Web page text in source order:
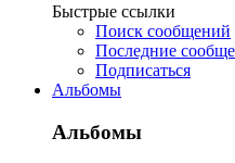
Быстрые ссылки
Поиск сообщений
Последние
Подписаться
Альбомы
Альбомы